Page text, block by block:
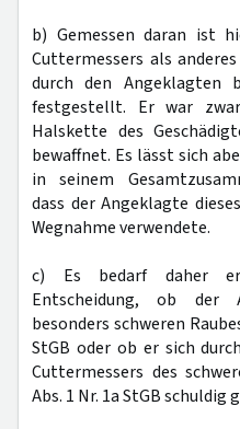
b) Gemessen daran ist
Cuttermessers als
durch den Angeklagten
festgestellt. Er war
Halskette des
bewaffnet. Es lässt sich
in seinem
dass der Angeklagte
Wegnahme verwendete.
c) Es bedarf daher
Entscheidung, ob der
besonders schweren
StGB oder ob er sich
Cuttermessers des
Abs. 1 Nr. 1a StGB schuldig